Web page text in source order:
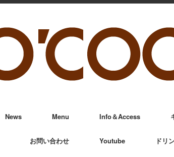
News Menu Info＆Access
お問い合わせ Youtube ドリ